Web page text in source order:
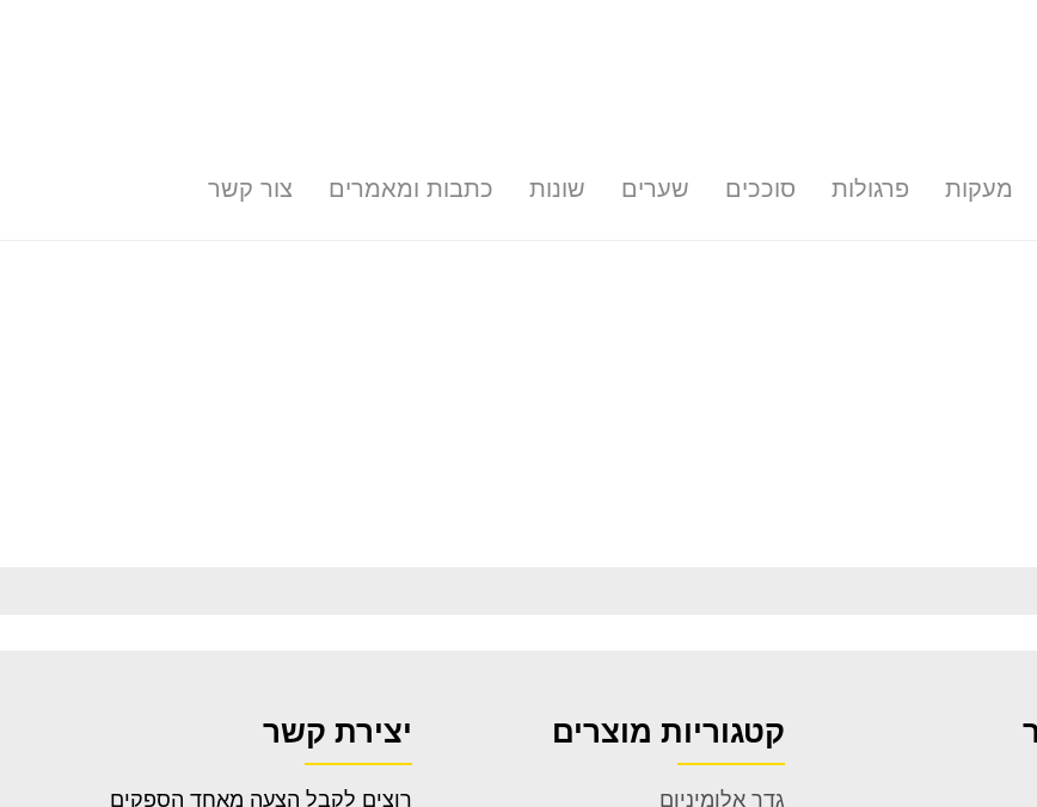
מעקות פרגולות סוככים שערים שונות כתבות ומאמרים צור קשר
קטגוריות מוצרים
גדר אלומיניום
יצירת קשר
רוצים לקבל הצעה מאחד הספקים